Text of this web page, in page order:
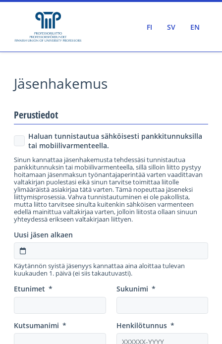
FI SV EN
Jäsenhakemus
Perustiedot
Haluan tunnistautua sähköisesti pankkitunnuksilla
tai mobiilivarmenteella.
Sinun kannattaa jäsenhakemusta tehdessäsi tunnistautua
pankkitunnuksin tai mobiilivarmenteella, sillä silloin liitto pystyy
hoitamaan jäsenmaksun työnantajaperintää varten vaadittavan
valtakirjan puolestasi eikä sinun tarvitse toimittaa liitolle
ylimääräistä asiakirjaa tätä varten. Tämä nopeuttaa jäseneksi
liittymisprosessia. Vahva tunnistautuminen ei ole pakollista,
mutta liitto tarvitsee sinulta kuitenkin sähköisen varmenteen
edellä mainittua valtakirjaa varten, jolloin liitosta ollaan sinuun
yhteydessä erikseen valtakirjaan liittyen.
Uusi jäsen alkaen
Käytännön syistä jäsenyys kannattaa aina aloittaa tulevan
kuukauden 1. päivä (ei siis takautuvasti).
Etunimet * Sukunimi *
Kutsumanimi * Henkilötunnus *